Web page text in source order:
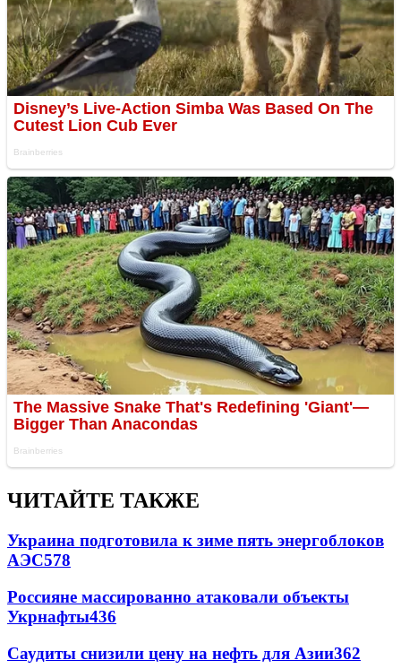
ЧИТАЙТЕ ТАКЖЕ
Украина подготовила к зиме пять энергоблоков
АЭС578
Россияне массированно атаковали объекты
Укрнафты436
Саудиты снизили цену на нефть для Азии362